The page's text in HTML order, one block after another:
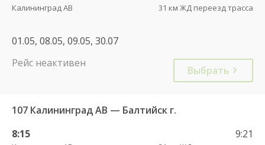
Калининград АВ 31 км ЖД переезд трасса
01.05, 08.05, 09.05, 30.07
Рейс неактивен
Выбрать
107 Калининград АВ — Балтийск г.
8:15
9:21